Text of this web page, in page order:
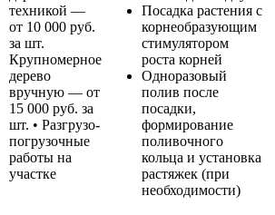
техникой —
от 10 000 руб.
за шт.
Крупномерное
дерево
вручную — от
15 000 руб. за
шт. • Разгрузо-
погрузочные
работы на
участке
Посадка растения с
корнеобразующим
стимулятором
роста корней
Одноразовый
полив после
посадки,
формирование
поливочного
кольца и установка
растяжек (при
необходимости)